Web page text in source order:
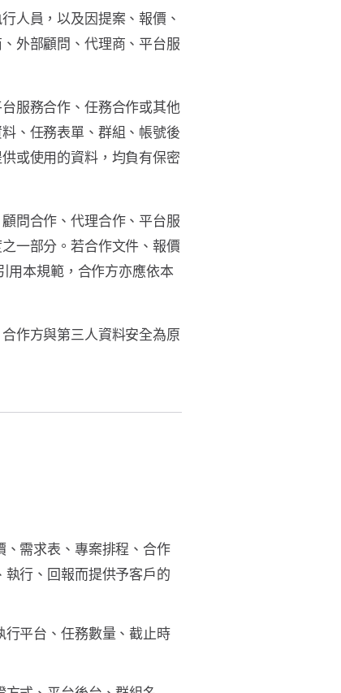
人員，以及因提案、報價、
外部顧問、代理商、平台服
服務合作、任務合作或其他
、任務表單、群組、帳號後
或使用的資料，均負有保密
問合作、代理合作、平台服
一部分。若合作文件、報價
用本規範，合作方亦應依本
作方與第三人資料安全為原
需求表、專案排程、合作
行、回報而提供予客戶的
平台、任務數量、截止時